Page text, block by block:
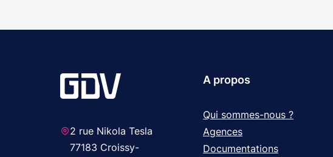
2 rue Nikola Tesla
77183 Croissy-
A propos
Qui sommes-nous ?
Agences
Documentations